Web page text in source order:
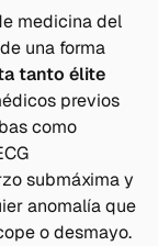
medicina del
una forma
tanto élite
previos
como
submáxima y
anomalía que
o desmayo.